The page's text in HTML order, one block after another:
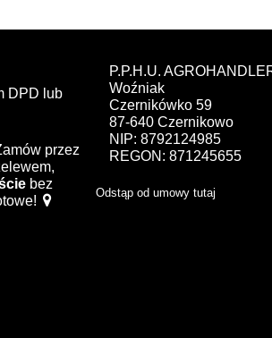
DPD lub
przez
bez
P.P.H.U.
Woźniak
Czernikówko 59
87-640 Czernikowo
NIP: 8792124985
REGON: 871245655
Odstąp od umowy tutaj